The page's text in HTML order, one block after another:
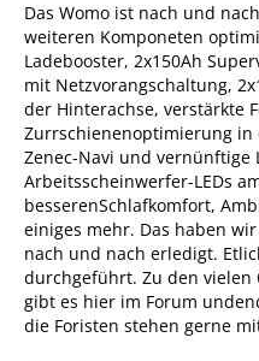
Das Womo ist nach und
weiteren Komponeten
Ladebooster, 2x150Ah
mit Netzvorangschaltung,
der Hinterachse, verstärkte
Zurrschienenoptimierung in
Zenec-Navi und vernünftige
Arbeitsscheinwerfer-LEDs
besserenSchlafkomfort,
einiges mehr. Das haben
nach und nach erledigt.
durchgeführt. Zu den
gibt es hier im Forum
die Foristen stehen gerne